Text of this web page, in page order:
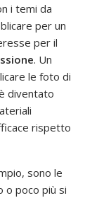
i temi da
per un
per il
. Un
le foto di
diventato
rispetto
sono le
o poco più si